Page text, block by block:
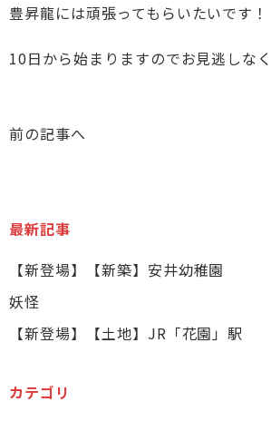
豊昇龍には頑張ってもらいたいです！
10日から始まりますのでお見逃しなく
前の記事へ
最新記事
【新登場】【新築】安井幼稚園
妖怪
【新登場】【土地】JR「花園」駅
カテゴリ